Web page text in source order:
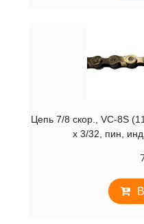
Цепь 7/8 скор., VC-8S
х 3/32, пин,